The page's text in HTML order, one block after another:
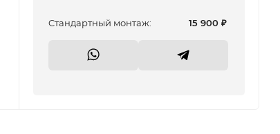
Cтандартный монтаж: 15 900 ₽